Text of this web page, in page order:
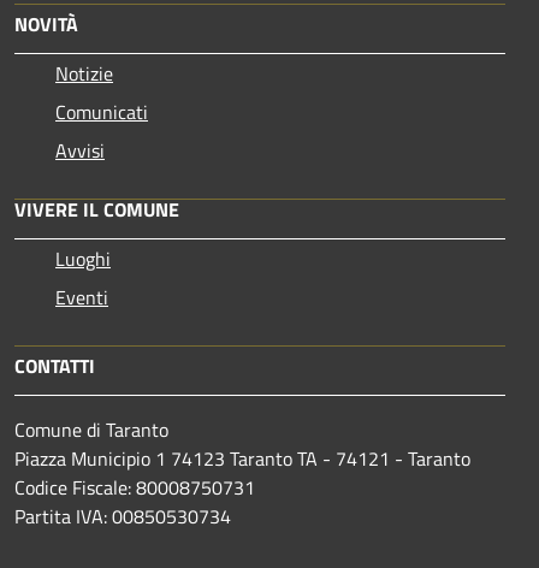
NOVITÀ
Notizie
Comunicati
Avvisi
VIVERE IL COMUNE
Luoghi
Eventi
CONTATTI
Comune di Taranto
Piazza Municipio 1 74123 Taranto TA - 74121 - Taranto
Codice Fiscale: 80008750731
Partita IVA: 00850530734